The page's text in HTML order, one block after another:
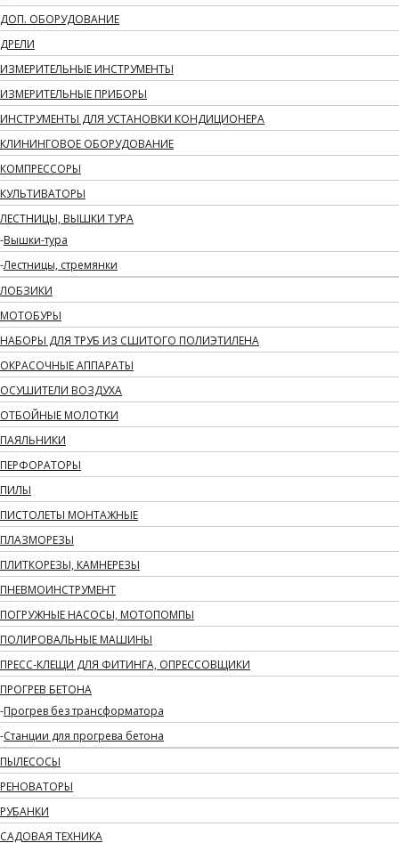
ДОП. ОБОРУДОВАНИЕ
ДРЕЛИ
ИЗМЕРИТЕЛЬНЫЕ ИНСТРУМЕНТЫ
ИЗМЕРИТЕЛЬНЫЕ ПРИБОРЫ
ИНСТРУМЕНТЫ ДЛЯ УСТАНОВКИ КОНДИЦИОНЕРА
КЛИНИНГОВОЕ ОБОРУДОВАНИЕ
КОМПРЕССОРЫ
КУЛЬТИВАТОРЫ
ЛЕСТНИЦЫ, ВЫШКИ ТУРА
Вышки-тура
Лестницы, стремянки
ЛОБЗИКИ
МОТОБУРЫ
НАБОРЫ ДЛЯ ТРУБ ИЗ СШИТОГО ПОЛИЭТИЛЕНА
ОКРАСОЧНЫЕ АППАРАТЫ
ОСУШИТЕЛИ ВОЗДУХА
ОТБОЙНЫЕ МОЛОТКИ
ПАЯЛЬНИКИ
ПЕРФОРАТОРЫ
ПИЛЫ
ПИСТОЛЕТЫ МОНТАЖНЫЕ
ПЛАЗМОРЕЗЫ
ПЛИТКОРЕЗЫ, КАМНЕРЕЗЫ
ПНЕВМОИНСТРУМЕНТ
ПОГРУЖНЫЕ НАСОСЫ, МОТОПОМПЫ
ПОЛИРОВАЛЬНЫЕ МАШИНЫ
ПРЕСС-КЛЕЩИ ДЛЯ ФИТИНГА, ОПРЕССОВЩИКИ
ПРОГРЕВ БЕТОНА
Прогрев без трансформатора
Станции для прогрева бетона
ПЫЛЕСОСЫ
РЕНОВАТОРЫ
РУБАНКИ
САДОВАЯ ТЕХНИКА